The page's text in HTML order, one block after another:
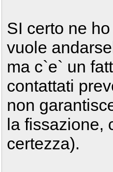
SI certo ne
vuole
ma c`e` un
contattati
non
la fissazione,
certezza).